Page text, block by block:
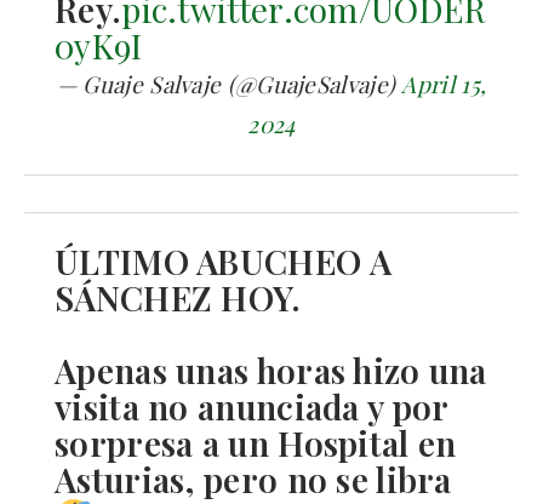
Rey.pic.twitter.com/UODER
0yK9I
— Guaje Salvaje (@GuajeSalvaje)April 15,
2024
ÚLTIMO ABUCHEO A
SÁNCHEZ HOY.
Apenas unas horas hizo una
visita no anunciada y por
sorpresa a un Hospital en
Asturias, pero no se libra